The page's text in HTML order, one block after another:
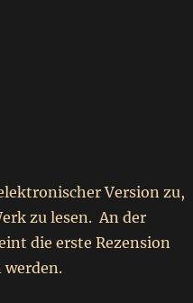
Version zu,
zu lesen. An der
die erste Rezension
werden.